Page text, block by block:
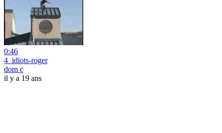
0:46
4_idiots-roger
dom c
il y a 19 ans